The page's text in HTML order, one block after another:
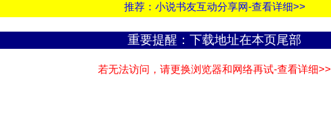
推荐：小说书友互动分享网-查看详细>>
重要提醒：下载地址在本页尾部
若无法访问，请更换浏览器和网络再试-查看详细>>